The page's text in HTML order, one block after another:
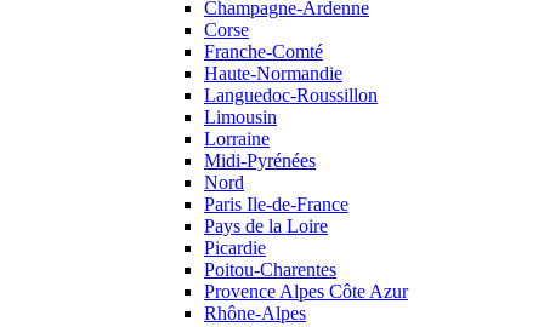
Champagne-Ardenne
Corse
Franche-Comté
Haute-Normandie
Languedoc-Roussillon
Limousin
Lorraine
Midi-Pyrénées
Nord
Paris Ile-de-France
Pays de la Loire
Picardie
Poitou-Charentes
Provence Alpes Côte Azur
Rhône-Alpes